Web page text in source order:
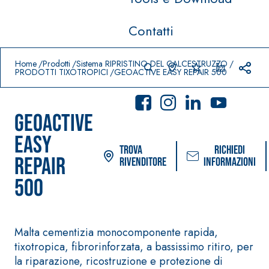
Contatti
Home Prodotti Sistema RIPRISTINO DEL CALCESTRUZZO
PRODOTTI TIXOTROPICI GEOACTIVE EASY REPAIR 500
GEOACTIVE
EASY
REPAIR
500
Trova
rivenditore
Richiedi
informazioni
Malta cementizia monocomponente rapida,
tixotropica, fibrorinforzata, a bassissimo ritiro, per
la riparazione, ricostruzione e protezione di
Prodotti in primo piano
IP ®IMPERMEABILIZZA
NTI
AQUAZIP ONE PRO
SICURA G3
Idropittura
ultra opaca ad